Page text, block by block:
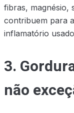
fibras, magnésio,
contribuem para
inflamatório
3.
não